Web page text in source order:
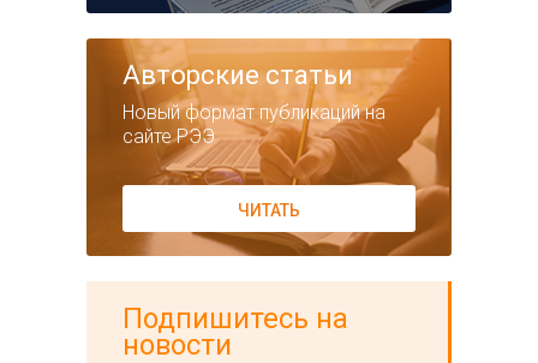
Авторские статьи
Новый формат публикаций на
сайте РЭЭ
ЧИТАТЬ
Подпишитесь на
новости